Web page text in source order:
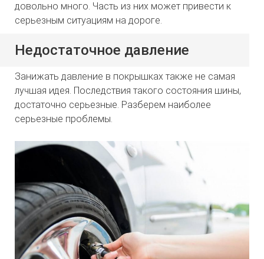
довольно много. Часть из них может привести к
серьезным ситуациям на дороге.
Недостаточное давление
Занижать давление в покрышках также не самая
лучшая идея. Последствия такого состояния шины,
достаточно серьезные. Разберем наиболее
серьезные проблемы.